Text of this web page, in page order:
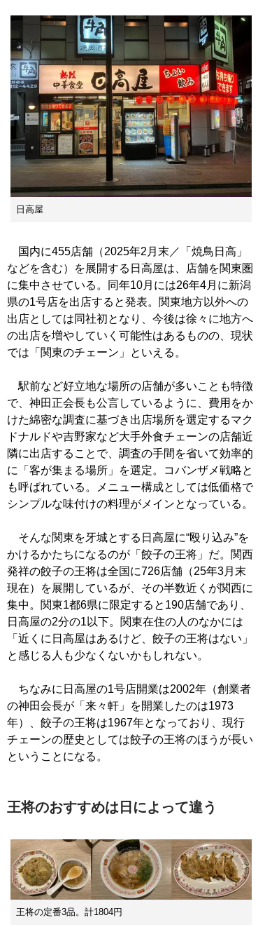
日高屋
国内に455店舗（2025年2月末／「焼鳥日高」
などを含む）を展開する日高屋は、店舗を関東圏
に集中させている。同年10月には26年4月に新潟
県の1号店を出店すると発表。関東地方以外への
出店としては同社初となり、今後は徐々に地方へ
の出店を増やしていく可能性はあるものの、現状
では「関東のチェーン」といえる。
駅前など好立地な場所の店舗が多いことも特徴
で、神田正会長も公言しているように、費用をか
けた綿密な調査に基づき出店場所を選定するマク
ドナルドや吉野家など大手外食チェーンの店舗近
隣に出店することで、調査の手間を省いて効率的
に「客が集まる場所」を選定。コバンザメ戦略と
も呼ばれている。メニュー構成としては低価格で
シンプルな味付けの料理がメインとなっている。
そんな関東を牙城とする日高屋に“殴り込み”を
かけるかたちになるのが「餃子の王将」だ。関西
発祥の餃子の王将は全国に726店舗（25年3月末
現在）を展開しているが、その半数近くが関西に
集中。関東1都6県に限定すると190店舗であり、
日高屋の2分の1以下。関東在住の人のなかには
「近くに日高屋はあるけど、餃子の王将はない」
と感じる人も少なくないかもしれない。
ちなみに日高屋の1号店開業は2002年（創業者
の神田会長が「来々軒」を開業したのは1973
年）、餃子の王将は1967年となっており、現行
チェーンの歴史としては餃子の王将のほうが長い
ということになる。
王将のおすすめは日によって違う
王将の定番3品。計1804円